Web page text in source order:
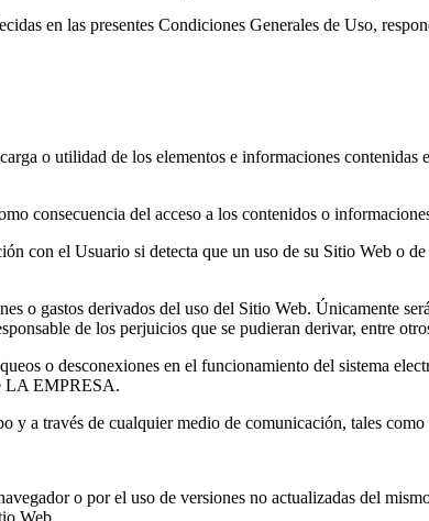
en las presentes Condiciones Generales de Uso,
o utilidad de los elementos e informaciones
consecuencia del acceso a los contenidos o
el Usuario si detecta que un uso de su Sitio Web o
o gastos derivados del uso del Sitio Web. Únicamente
de los perjuicios que se pudieran derivar, entre
o desconexiones en el funcionamiento del sistema
LA EMPRESA.
a través de cualquier medio de comunicación, tales
o por el uso de versiones no actualizadas del
Web.